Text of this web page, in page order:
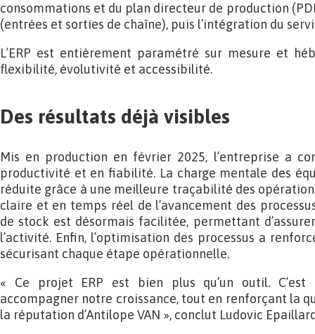
consommations et du plan directeur de production
(entrées et sorties de chaîne), puis l’intégration du
L’ERP est entièrement paramétré sur mesure et
flexibilité, évolutivité et accessibilité.
Des résultats déjà visibles
Mis en production en février 2025, l’entreprise a
productivité et en fiabilité. La charge mentale des
réduite grâce à une meilleure traçabilité des
claire et en temps réel de l’avancement des
de stock est désormais facilitée, permettant
l’activité. Enfin, l’optimisation des processus a
sécurisant chaque étape opérationnelle.
« Ce projet ERP est bien plus qu’un outil.
accompagner notre croissance, tout en renforçant la
la réputation d’Antilope VAN », conclut Ludovic